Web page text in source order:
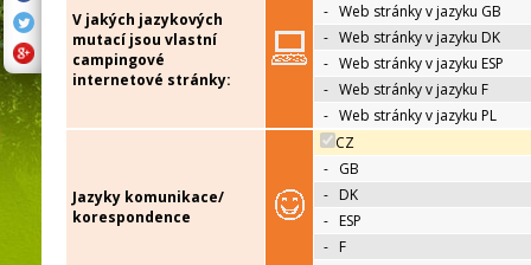
V jakých jazykových
mutací jsou vlastní
campingové
internetové stránky:
- Web stránky v jazyku GB
- Web stránky v jazyku DK
- Web stránky v jazyku ESP
- Web stránky v jazyku F
- Web stránky v jazyku PL
Jazyky komunikace/
korespondence
CZ
- GB
- DK
- ESP
- F